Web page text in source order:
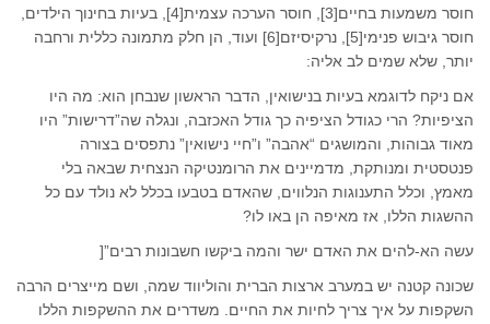
חוסר משמעות בחיים[3], חוסר הערכה עצמית[4], בעיות בחינוך הילדים,
חוסר גיבוש פנימי[5], נרקיסיזם[6] ועוד, הן חלק מתמונה כללית ורחבה
יותר, שלא שמים לב אליה:
אם ניקח לדוגמא בעיות בנישואין, הדבר הראשון שנבחן הוא: מה היו
הציפיות? הרי כגודל הציפיה כך גודל האכזבה, ונגלה שה”דרישות” היו
מאוד גבוהות, והמושגים “אהבה” ו”חיי נישואין” נתפסים בצורה
פנטסטית ומנותקת, מדמיינים את הרומנטיקה הנצחית שבאה בלי
מאמץ, וכלל התענוגות הנלווים, שהאדם בטבעו בכלל לא נולד עם כל
ההשגות הללו, אז מאיפה הן באו לו?
עשה הא-להים את האדם ישר והמה ביקשו חשבונות רבים”[
שכונה קטנה יש במערב ארצות הברית והוליווד שמה, ושם מייצרים הרבה
השקפות על איך צריך לחיות את החיים. משדרים את ההשקפות הללו